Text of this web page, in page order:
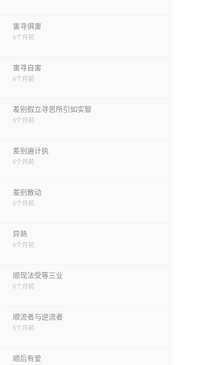
害寻俱害
6个月前
害寻自害
6个月前
差别假立寻思所引如实智
6个月前
差别遍计执
6个月前
差别散动
6个月前
异熟
6个月前
顺现法受等三业
6个月前
顺流者与逆流者
6个月前
顺后有爱